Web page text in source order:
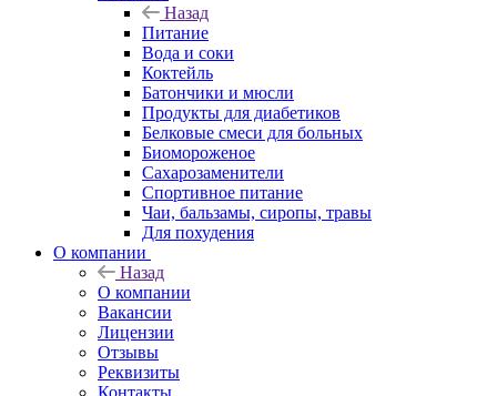
Назад
Питание
Вода и соки
Коктейль
Батончики и мюсли
Продукты для диабетиков
Белковые смеси для больных
Биомороженое
Сахарозаменители
Спортивное питание
Чаи, бальзамы, сиропы, травы
Для похудения
О компании
Назад
О компании
Вакансии
Лицензии
Отзывы
Реквизиты
Контакты